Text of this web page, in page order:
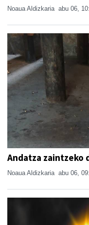
Noaua Aldizkaria abu 06,
Andatza zaintzeko
Noaua Aldizkaria abu 06,